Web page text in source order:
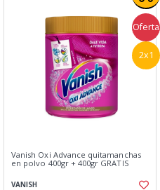
Oferta
2x1
Vanish Oxi Advance quitamanchas
en polvo 400gr + 400gr GRATIS
VANISH